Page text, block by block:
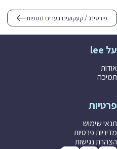
פירסינג / קעקועים בערים נוספות
על lee
אודות
תמיכה
פרטיות
תנאי שימוש
מדיניות פרטיות
הצהרת נגישות